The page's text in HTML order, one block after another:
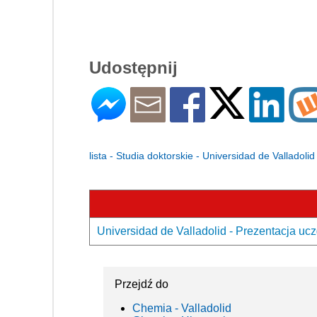
Udostępnij
lista - Studia doktorskie - Universidad de Valladolid
Universidad de Valladolid - Prezentacja
Przejdź do
Chemia - Valladolid